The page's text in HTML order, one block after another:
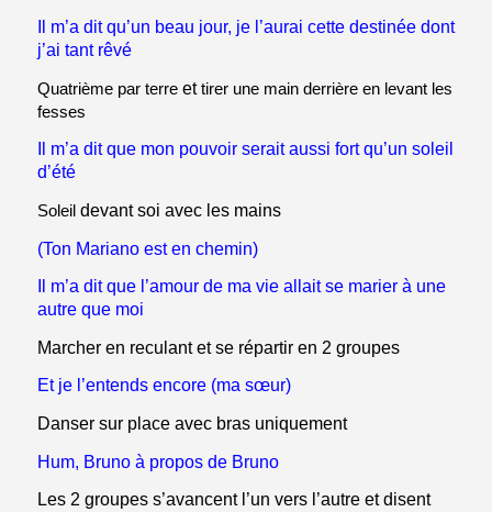
Il m’a dit qu’un beau jour, je l’aurai cette destinée dont
j’ai tant rêvé
Quatrième par terreettirer une main derrière en levant les
fesses
Il m’a dit que mon pouvoir serait aussi fort qu’un soleil
d’été
Soleildevant soi avec les mains
(Ton Mariano est en chemin)
Il m’a dit que l’amour de ma vie allait se marier à une
autre que moi
Marcher en reculant et se répartir en 2 groupes
Et je l’entends encore (ma sœur)
Danser sur place avec bras uniquement
Hum, Bruno à propos de Bruno
Les 2 groupes s’avancent l’un vers l’autre et disent